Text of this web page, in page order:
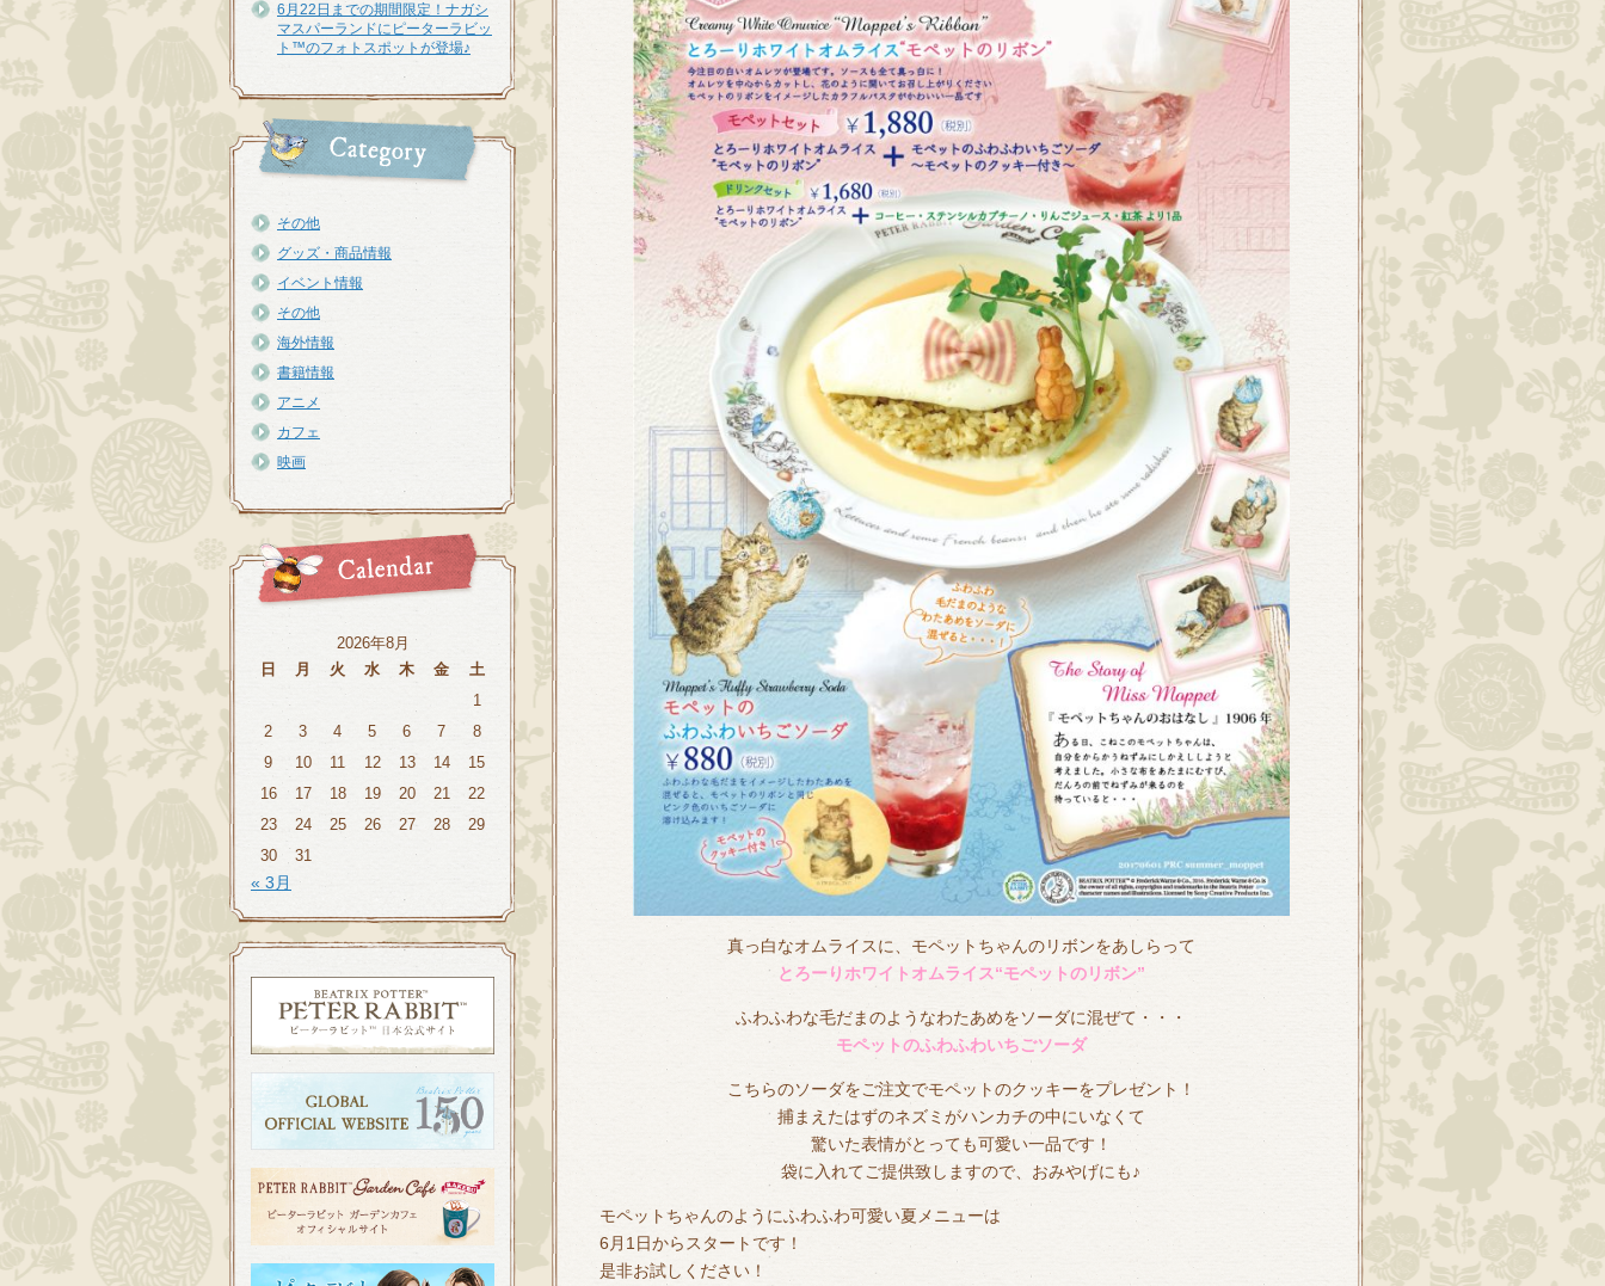
6月22日までの期間限定！ナガシ
マスパーランドにピーターラビッ
ト™のフォトスポットが登場♪
その他
グッズ・商品情報
イベント情報
その他
海外情報
書籍情報
アニメ
カフェ
映画
2026年8月
日
月 火 水 木 金
土
1
2
3 4 5 6 7
8
9
10 11 12 13 14
15
16
17 18 19 20 21
22
23
24 25 26 27 28
29
30
31
« 3月
真っ白なオムライスに、モペットちゃんのリボンをあしらって
とろーりホワイトオムライス“モペットのリボン”
ふわふわな毛だまのようなわたあめをソーダに混ぜて・・・
モペットのふわふわいちごソーダ
こちらのソーダをご注文でモペットのクッキーをプレゼント！
捕まえたはずのネズミがハンカチの中にいなくて
驚いた表情がとっても可愛い一品です！
袋に入れてご提供致しますので、おみやげにも♪
モペットちゃんのようにふわふわ可愛い夏メニューは
6月1日からスタートです！
是非お試しください！